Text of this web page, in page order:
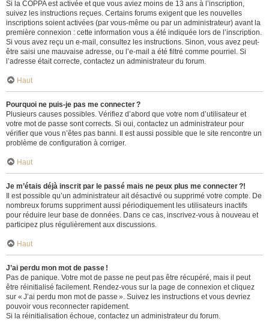
Si la COPPA est activée et que vous aviez moins de 13 ans à l’inscription,
suivez les instructions reçues. Certains forums exigent que les nouvelles
inscriptions soient activées (par vous-même ou par un administrateur) avant la
première connexion : cette information vous a été indiquée lors de l’inscription.
Si vous avez reçu un e-mail, consultez les instructions. Sinon, vous avez peut-
être saisi une mauvaise adresse, ou l’e-mail a été filtré comme pourriel. Si
l’adresse était correcte, contactez un administrateur du forum.
Haut
Pourquoi ne puis-je pas me connecter ?
Plusieurs causes possibles. Vérifiez d’abord que votre nom d’utilisateur et
votre mot de passe sont corrects. Si oui, contactez un administrateur pour
vérifier que vous n’êtes pas banni. Il est aussi possible que le site rencontre un
problème de configuration à corriger.
Haut
Je m’étais déjà inscrit par le passé mais ne peux plus me connecter ?!
Il est possible qu’un administrateur ait désactivé ou supprimé votre compte. De
nombreux forums suppriment aussi périodiquement les utilisateurs inactifs
pour réduire leur base de données. Dans ce cas, inscrivez-vous à nouveau et
participez plus régulièrement aux discussions.
Haut
J’ai perdu mon mot de passe !
Pas de panique. Votre mot de passe ne peut pas être récupéré, mais il peut
être réinitialisé facilement. Rendez-vous sur la page de connexion et cliquez
sur « J’ai perdu mon mot de passe ». Suivez les instructions et vous devriez
pouvoir vous reconnecter rapidement.
Si la réinitialisation échoue, contactez un administrateur du forum.